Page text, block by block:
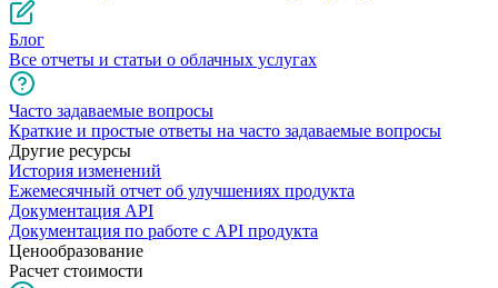
Блог
Все отчеты и статьи о облачных услугах
Часто задаваемые вопросы
Краткие и простые ответы на часто задаваемые вопросы
Другие ресурсы
История изменений
Ежемесячный отчет об улучшениях продукта
Документация API
Документация по работе с API продукта
Ценообразование
Расчет стоимости